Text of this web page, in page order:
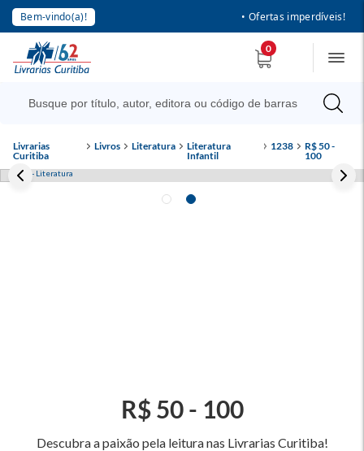
Bem-vindo(a)! • Ofertas imperdíveis!
0
Livrarias
Curitiba
Livros Literatura
Literatura
Infantil
1238
R$ 50 -
100
Descubra a paixão pela leitura nas Livrarias Curitiba!
R$ 50 - 100